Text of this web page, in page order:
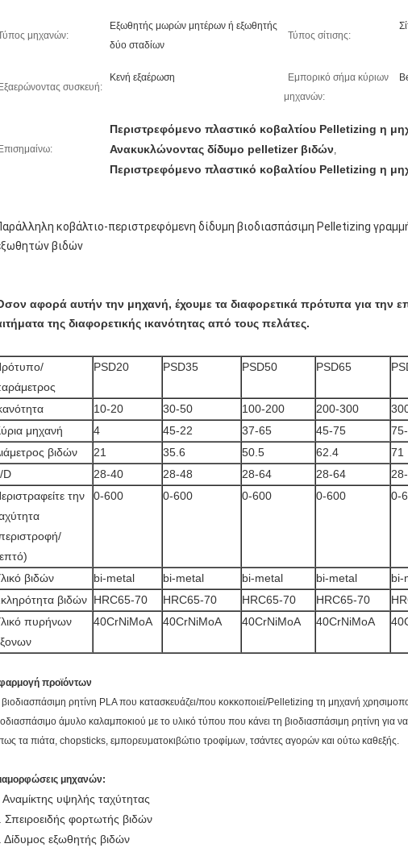
μηχανών:
Εξωθητής μωρών μητέρων ή εξωθητής
δύο σταδίων
Τύπος σίτισης:
Εξαερώνοντας συσκευή:
Κενή εξαέρωση
Εμπορικό σήμα κύριων
μηχανών:
Επισημαίνω:
Περιστρεφόμενο πλαστικό κοβαλτίου Pelletizing η
Ανακυκλώνοντας δίδυμο pelletizer βιδών,
Περιστρεφόμενο πλαστικό κοβαλτίου Pelletizing η
κοβάλτιο-περιστρεφόμενη δίδυμη βιοδιασπάσιμη Pelletizing
βιδών
αφορά αυτήν την μηχανή, έχουμε τα διαφορετικά πρότυπα για την
της διαφορετικής ικανότητας από τους πελάτες.
PSD20 PSD35 PSD50 PSD65
10-20 30-50 100-200 200-300
μηχανή
4 45-22 37-65 45-75
βιδών
21 35.6 50.5 62.4 71
D
28-40 28-48 28-64 28-64
την
0-600 0-600 0-600 0-600 0-
βιδών bi-metal bi-metal bi-metal bi-metal bi-
βιδών HRC65-70 HRC65-70 HRC65-70 HRC65-70
πυρήνων
40CrNiMoA 40CrNiMoA 40CrNiMoA 40CrNiMoA
προϊόντων
ρητίνη PLA που κατασκευάζει/που κοκκοποιεί/Pelletizing τη μηχανή
άμυλο καλαμποκιού με το υλικό τύπου που κάνει τη βιοδιασπάσιμη ρητίνη για
τα πιάτα, chopsticks, εμπορευματοκιβώτιο τροφίμων, τσάντες αγορών και ούτω καθεξής.
μηχανών:
Αναμίκτης υψηλής ταχύτητας
Σπειροειδής φορτωτής βιδών
Δίδυμος εξωθητής βιδών